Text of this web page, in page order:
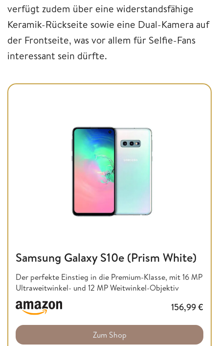
verfügt zudem über eine widerstandsfähige
Keramik-Rückseite sowie eine Dual-Kamera auf
der Frontseite, was vor allem für Selfie-Fans
interessant sein dürfte.
Samsung Galaxy S10e (Prism White)
Der perfekte Einstieg in die Premium-Klasse, mit 16 MP
Ultraweitwinkel- und 12 MP Weitwinkel-Objektiv
156,99€
Zum Shop